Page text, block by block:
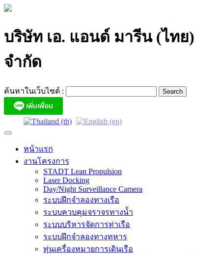
Skip
บริษัท เอ. แอนด์ มารีน (ไทย)
จำกัด
ค้นหาในเว็บไซต์ :
หน้าแรก
งานโครงการ
STADT Lean Propulsion
Laser Docking
Day/Night Surveillance Camera
ระบบฝึกจำลองทางเรือ
ระบบควบคุมจราจรทางน้ำ
ระบบบริหารจัดการท่าเรือ
ระบบฝึกจำลองทางทหาร
ทุ่นเครื่องหมายการเดินเรือ